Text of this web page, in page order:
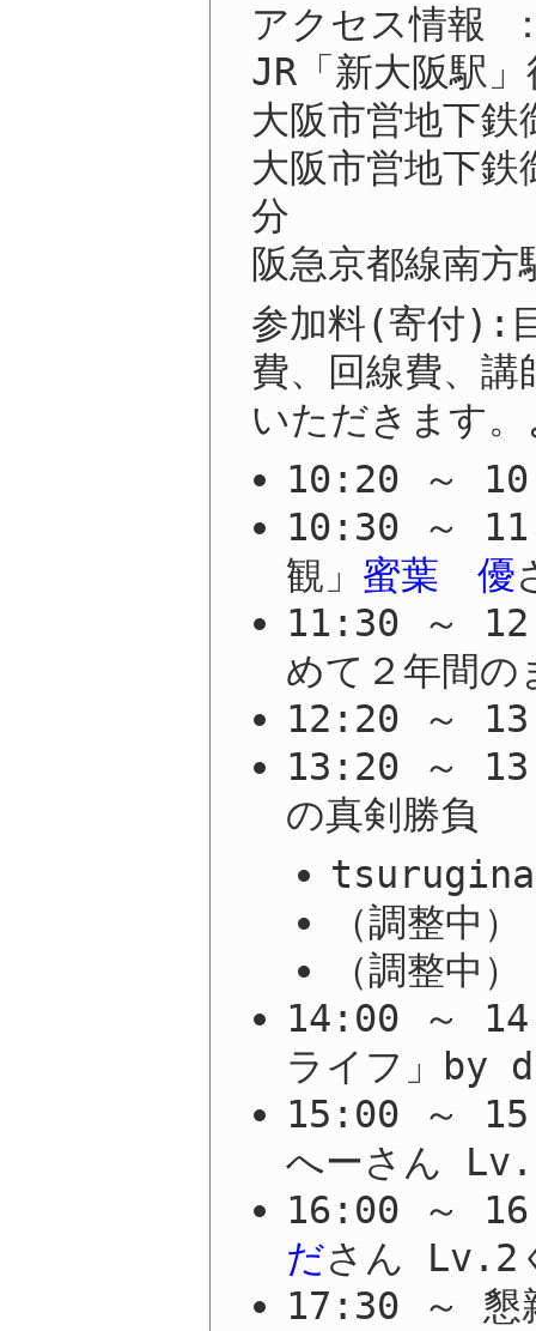
アクセス情報
JR「新大阪駅
大阪市営地下鉄
大阪市営地下鉄
分
阪急京都線南方
参加料(寄付):
費、回線費、
いただきます
10:20 ～
10:30 ～
観」蜜葉 優
11:30 ～
めて２年間の
12:20 ～
13:20 ～
の真剣勝負
tsurugina
（調整中）
（調整中）
14:00 ～
ライフ」by
15:00 ～
へーさん
16:00 ～
ださん Lv.2
17:30 ～ 懇